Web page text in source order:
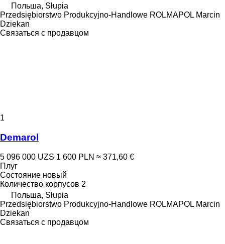
Польша, Słupia
Przedsiębiorstwo Produkcyjno-Handlowe ROLMAPOL Marcin
Dziekan
Связаться с продавцом
1
Demarol
5 096 000 UZS 1 600 PLN ≈ 371,60 €
Плуг
Состояние новый
Количество корпусов 2
Польша, Słupia
Przedsiębiorstwo Produkcyjno-Handlowe ROLMAPOL Marcin
Dziekan
Связаться с продавцом